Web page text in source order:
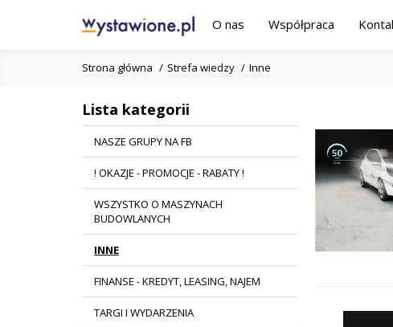
O nas Współpraca
Strona główna Strefa wiedzy Inne
Lista kategorii
NASZE GRUPY NA FB
! OKAZJE - PROMOCJE - RABATY !
WSZYSTKO O MASZYNACH
BUDOWLANYCH
INNE
FINANSE - KREDYT, LEASING, NAJEM
TARGI I WYDARZENIA